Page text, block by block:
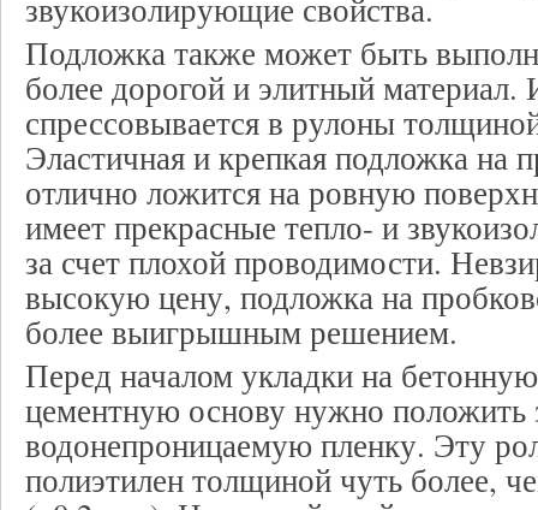
звукоизолирующие свойства.
Подложка также может быть
более дорогой и элитный материал.
спрессовывается в рулоны
Эластичная и крепкая подложка на
отлично ложится на ровную
имеет прекрасные тепло- и
за счет плохой проводимости.
высокую цену, подложка на
более выигрышным решением.
Перед началом укладки на
цементную основу нужно
водонепроницаемую пленку. Эту
полиэтилен толщиной чуть более,